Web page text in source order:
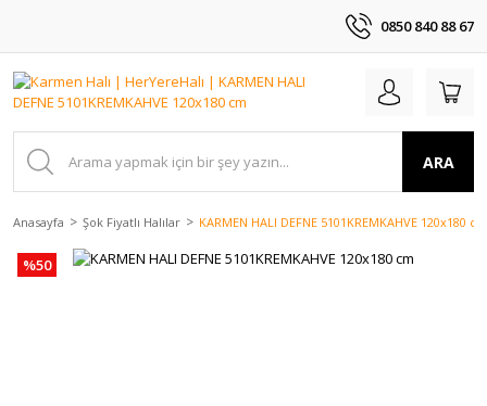
0850 840 88 67
ARA
Anasayfa Şok Fiyatlı Halılar KARMEN HALI DEFNE 5101KREMKAHVE 120x180 cm
%50